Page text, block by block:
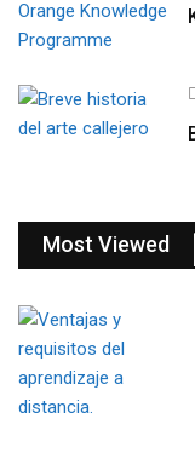
Most Viewed